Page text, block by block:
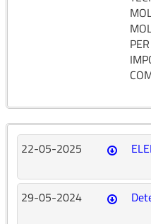
22-05-2025
29-05-2024